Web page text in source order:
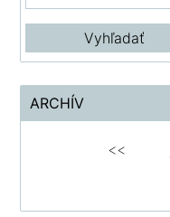
ARCHÍV
<<